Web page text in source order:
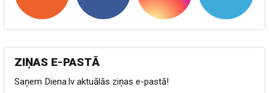
ZIŅAS E-PASTĀ
Saņem Diena.lv aktuālās ziņas e-pastā!